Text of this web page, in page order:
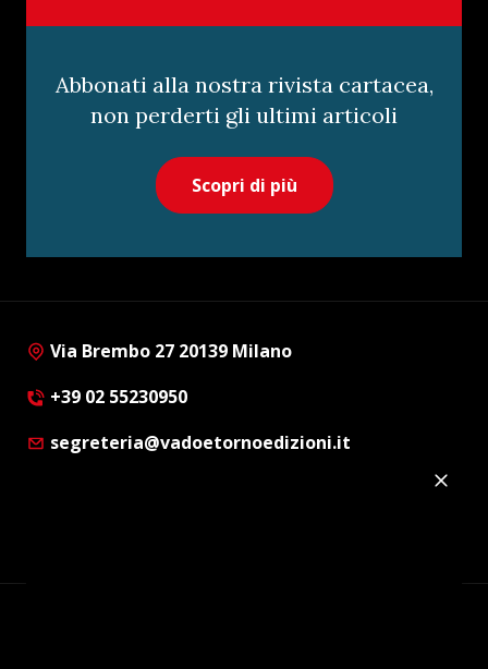
Abbonati alla nostra rivista cartacea,
non perderti gli ultimi articoli
Scopri di più
Via Brembo 27 20139 Milano
+39 02 55230950
segreteria@vadoetornoedizioni.it